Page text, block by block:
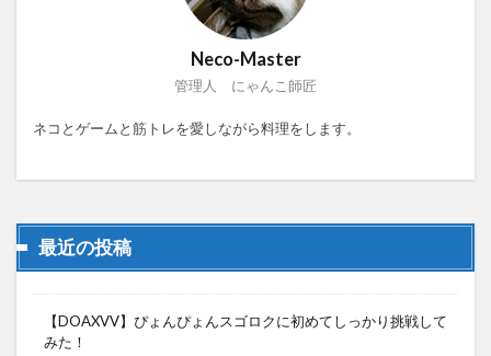
Neco-Master
管理人 にゃんこ師匠
ネコとゲームと筋トレを愛しながら料理をします。
最近の投稿
【DOAXVV】ぴょんぴょんスゴロクに初めてしっかり挑戦して
みた！